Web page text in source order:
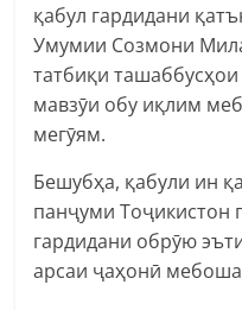
қабул гардидани
Умумии Созмони
татбиқи
мавзӯи обу иқлим
мегӯям.
Бешубҳа, қабули ин
панҷуми Тоҷикистон
гардидани обрӯю
арсаи ҷаҳонӣ